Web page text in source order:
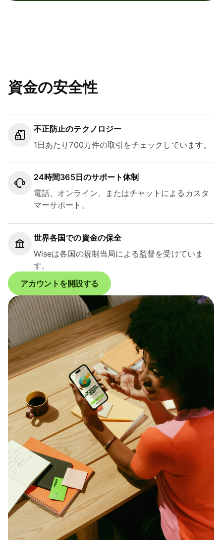
資金の安全性
不正防止のテクノロジー
1日あたり700万件の取引をチェックしています。
24時間365日のサポート体制
電話、オンライン、またはチャットによるカスタ
マーサポート。
世界各国での資金の保全
Wiseは各国の規制当局による監督を受けていま
す。
アカウントを開設する